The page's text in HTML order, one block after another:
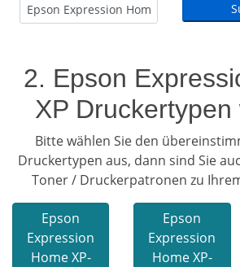
2. Epson
XP Druckertypen
Bitte wählen Sie den
Druckertypen aus, dann sind Sie
Toner / Druckerpatronen zu
Epson
Expression
Home XP-
Epson
Expression
Home XP-